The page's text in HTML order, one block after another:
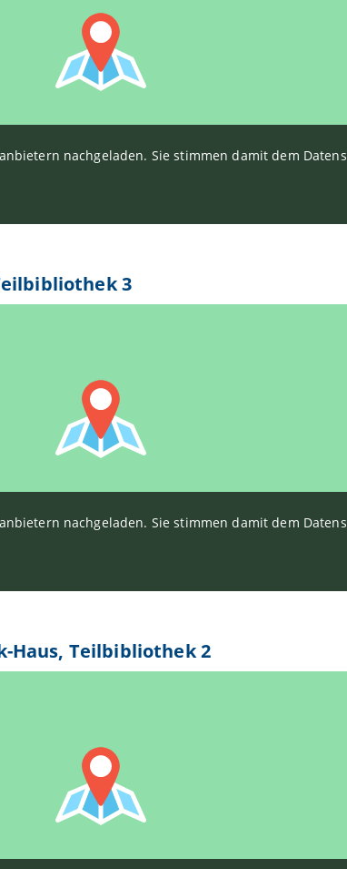
nachgeladen. Sie stimmen damit dem
3
nachgeladen. Sie stimmen damit dem
Haus, Teilbibliothek 2